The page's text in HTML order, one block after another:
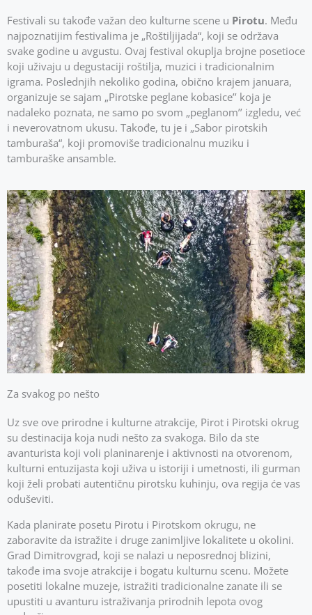
Festivali su takođe važan deo kulturne scene u Pirotu. Među
najpoznatijim festivalima je „Roštiljijada“, koji se održava
svake godine u avgustu. Ovaj festival okuplja brojne posetioce
koji uživaju u degustaciji roštilja, muzici i tradicionalnim
igrama. Poslednjih nekoliko godina, obično krajem januara,
organizuje se sajam „Pirotske peglane kobasice’’ koja je
nadaleko poznata, ne samo po svom „peglanom’’ izgledu, već
i neverovatnom ukusu. Takođe, tu je i „Sabor pirotskih
tamburaša“, koji promoviše tradicionalnu muziku i
tamburaške ansamble.
Za svakog po nešto
Uz sve ove prirodne i kulturne atrakcije, Pirot i Pirotski okrug
su destinacija koja nudi nešto za svakoga. Bilo da ste
avanturista koji voli planinarenje i aktivnosti na otvorenom,
kulturni entuzijasta koji uživa u istoriji i umetnosti, ili gurman
koji želi probati autentičnu pirotsku kuhinju, ova regija će vas
oduševiti.
Kada planirate posetu Pirotu i Pirotskom okrugu, ne
zaboravite da istražite i druge zanimljive lokalitete u okolini.
Grad Dimitrovgrad, koji se nalazi u neposrednoj blizini,
takođe ima svoje atrakcije i bogatu kulturnu scenu. Možete
posetiti lokalne muzeje, istražiti tradicionalne zanate ili se
upustiti u avanturu istraživanja prirodnih lepota ovog